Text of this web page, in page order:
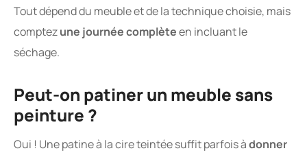
Tout dépend du meuble et de la technique choisie, mais
comptezune journée complèteen incluant le
séchage.
Peut-on patiner un meuble sans
peinture ?
Oui ! Une patine à la cire teintée suffit parfois àdonner